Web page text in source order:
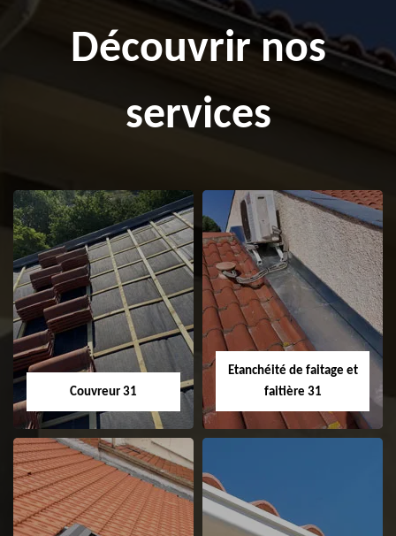
Découvrir nos
services
Couvreur 31
Couvreur 31
Etanchéité de faitage et
faitière 31
Etanchéité de